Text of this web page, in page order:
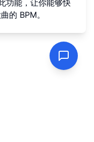
功能，让你能够快
的 BPM。